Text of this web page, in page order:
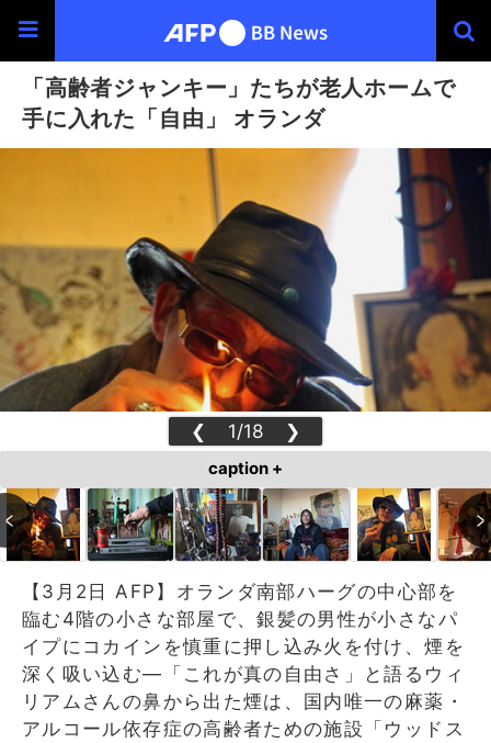
「高齢者ジャンキー」たちが老人ホームで
手に入れた「自由」 オランダ
❮ 1/18 ❯
caption +
【3月2日 AFP】オランダ南部ハーグの中心部を
臨む4階の小さな部屋で、銀髪の男性が小さなパ
イプにコカインを慎重に押し込み火を付け、煙を
深く吸い込む―「これが真の自由さ」と語るウィ
リアムさんの鼻から出た煙は、国内唯一の麻薬・
アルコール依存症の高齢者ための施設「ウッドス